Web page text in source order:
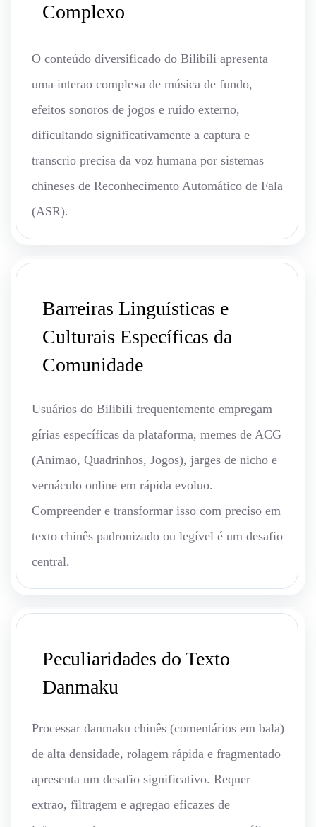
Complexo
O conteúdo diversificado do Bilibili apresenta
uma interao complexa de música de fundo,
efeitos sonoros de jogos e ruído externo,
dificultando significativamente a captura e
transcrio precisa da voz humana por sistemas
chineses de Reconhecimento Automático de Fala
(ASR).
Barreiras Linguísticas e
Culturais Específicas da
Comunidade
Usuários do Bilibili frequentemente empregam
gírias específicas da plataforma, memes de ACG
(Animao, Quadrinhos, Jogos), jarges de nicho e
vernáculo online em rápida evoluo.
Compreender e transformar isso com preciso em
texto chinês padronizado ou legível é um desafio
central.
Peculiaridades do Texto
Danmaku
Processar danmaku chinês (comentários em bala)
de alta densidade, rolagem rápida e fragmentado
apresenta um desafio significativo. Requer
extrao, filtragem e agregao eficazes de